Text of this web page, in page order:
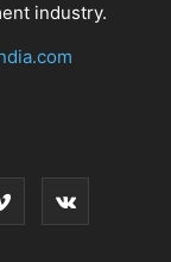
industry.